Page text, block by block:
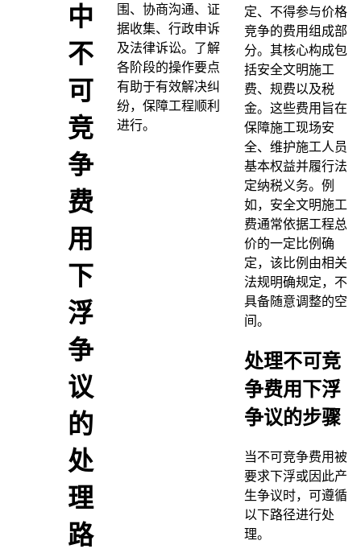
中
不
可
竞
争
费
用
下
浮
争
议
的
处
理
路
围、协商沟通、证
据收集、行政申诉
及法律诉讼。了解
各阶段的操作要点
有助于有效解决纠
纷，保障工程顺利
进行。
定、不得参与价格
竞争的费用组成部
分。其核心构成包
括安全文明施工
费、规费以及税
金。这些费用旨在
保障施工现场安
全、维护施工人员
基本权益并履行法
定纳税义务。例
如，安全文明施工
费通常依据工程总
价的一定比例确
定，该比例由相关
法规明确规定，不
具备随意调整的空
间。
处理不可竞
争费用下浮
争议的步骤
当不可竞争费用被
要求下浮或因此产
生争议时，可遵循
以下路径进行处
理。